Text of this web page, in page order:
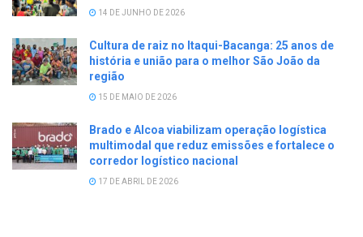
14 DE JUNHO DE 2026
Cultura de raiz no Itaqui-Bacanga: 25 anos de
história e união para o melhor São João da
região
15 DE MAIO DE 2026
Brado e Alcoa viabilizam operação logística
multimodal que reduz emissões e fortalece o
corredor logístico nacional
17 DE ABRIL DE 2026